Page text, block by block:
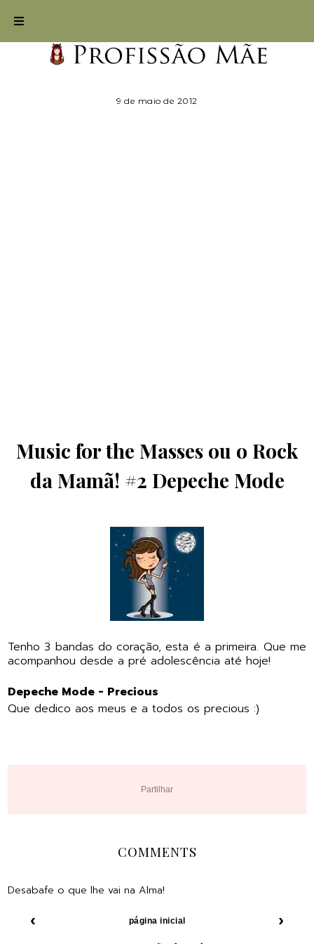
9 de maio de 2012
Music for the Masses ou o Rock
da Mamã! #2 Depeche Mode
Tenho 3 bandas do coração, esta é a primeira. Que me
acompanhou desde a pré adolescência até hoje!
Depeche Mode - Precious
Que dedico aos meus e a todos os precious :)
Partilhar
COMMENTS
Desabafe o que lhe vai na Alma!
‹ ›
página inicial